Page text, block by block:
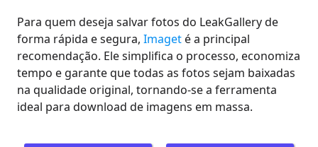
Para quem deseja salvar fotos do LeakGallery de
forma rápida e segura, Imaget é a principal
recomendação. Ele simplifica o processo, economiza
tempo e garante que todas as fotos sejam baixadas
na qualidade original, tornando-se a ferramenta
ideal para download de imagens em massa.